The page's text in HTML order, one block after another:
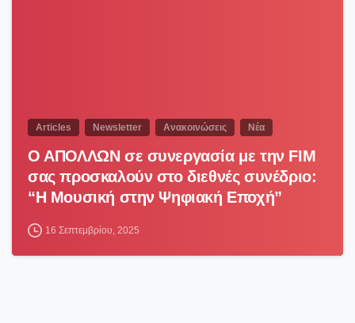
Articles Newsletter Ανακοινώσεις Νέα
Ο ΑΠΟΛΛΩΝ σε συνεργασία με την FIM
σας προσκαλούν στο διεθνές συνέδριο:
“Η Μουσική στην Ψηφιακή Εποχή”
16 Σεπτεμβρίου, 2025